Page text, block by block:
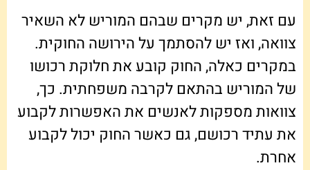
עם זאת, יש מקרים שבהם המוריש לא השאיר
צוואה, ואז יש להסתמך על הירושה החוקית.
במקרים כאלה, החוק קובע את חלוקת רכושו
של המוריש בהתאם לקרבה משפחתית. כך,
צוואות מספקות לאנשים את האפשרות לקבוע
את עתיד רכושם, גם כאשר החוק יכול לקבוע
אחרת.